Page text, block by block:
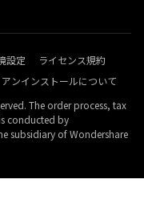
設定
ライセンス規約
アンインストールについて
The order process, tax
conducted by
subsidiary of Wondershare